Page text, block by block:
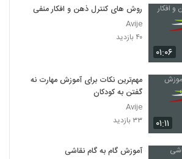
۰۱:۰۶
روش های کنترل ذهن و افکار منفی
Avije
۴۰ بازدید
۰۱:۱۱
مهم‌ترین نکات برای آموزش مهارت نه
گفتن به کودکان
Avije
۳۳ بازدید
آموزش گام به گام نقاشی